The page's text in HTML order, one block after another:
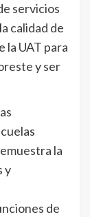
servicios
calidad de
la UAT para
y ser
la
y
de